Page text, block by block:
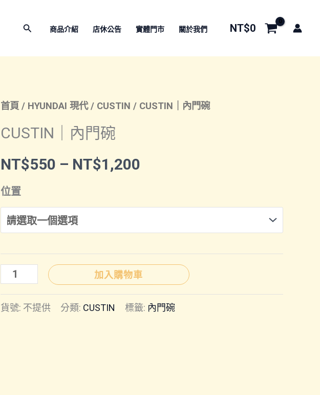
搜
商品介紹 店休公告 實體門市 關於我們 NT$0
首頁 / HYUNDAI 現代/ CUSTIN / CUSTIN｜內門碗
CUSTIN｜內門碗
NT$550 – NT$1,200
NT$550
到
位置
CUSTIN
｜
內
加入購物車
貨號: 不提供 分類: CUSTIN 標籤: 內門碗